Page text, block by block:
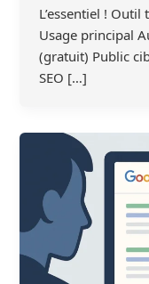
L’essentiel !
Usage principal
(gratuit) Public
SEO […]